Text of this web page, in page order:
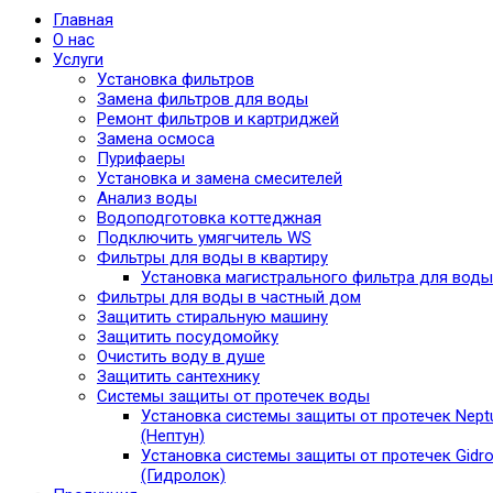
Главная
О нас
Услуги
Установка фильтров
Замена фильтров для воды
Ремонт фильтров и картриджей
Замена осмоса
Пурифаеры
Установка и замена смесителей
Анализ воды
Водоподготовка коттеджная
Подключить умягчитель WS
Фильтры для воды в квартиру
Установка магистрального фильтра для воды
Фильтры для воды в частный дом
Защитить стиральную машину
Защитить посудомойку
Очистить воду в душе
Защитить сантехнику
Системы защиты от протечек воды
Установка системы защиты от протечек
(Нептун)
Установка системы защиты от протечек
(Гидролок)